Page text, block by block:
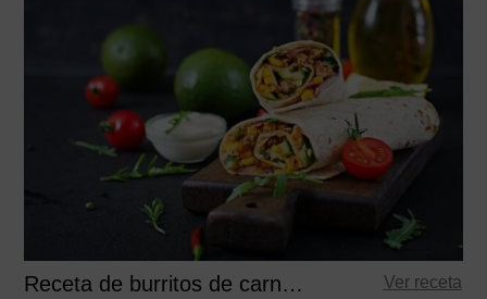
Receta de burritos de carne con aceite de oliva Ver receta